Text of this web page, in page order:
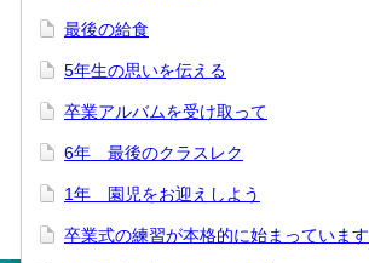
最後の給食
5年生の思いを伝える
卒業アルバムを受け取って
6年 最後のクラスレク
1年 園児をお迎えしよう
卒業式の練習が本格的に始まっています